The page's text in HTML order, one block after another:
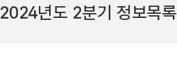
2024년도 2분기 정보목록